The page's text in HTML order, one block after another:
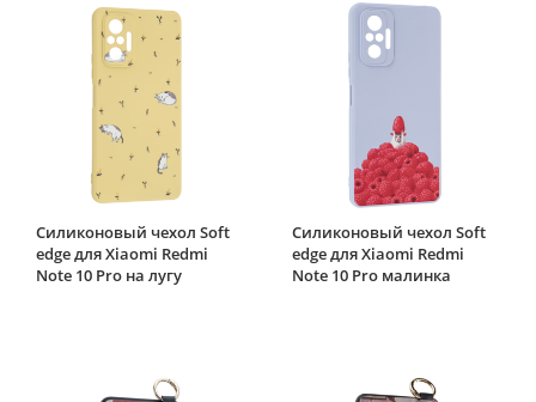
Силиконовый чехол Soft
edge для Xiaomi Redmi
Note 10 Pro на лугу
Силиконовый чехол Soft
edge для Xiaomi Redmi
Note 10 Pro малинка